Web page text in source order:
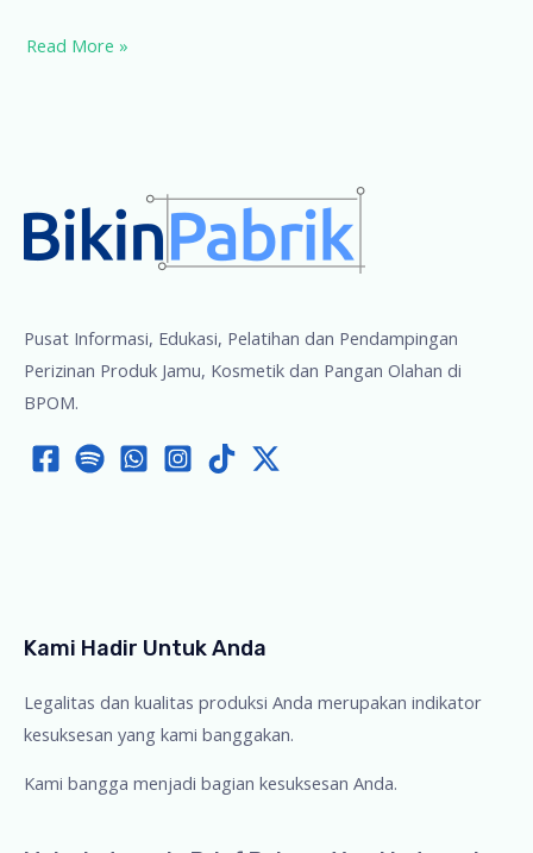
Batch#4:
Skala
Mikro
Kecil
Read More »
Pusat Informasi, Edukasi, Pelatihan dan Pendampingan
Perizinan Produk Jamu, Kosmetik dan Pangan Olahan di
BPOM.
Kami Hadir Untuk Anda
Legalitas dan kualitas produksi Anda merupakan indikator
kesuksesan yang kami banggakan.
Kami bangga menjadi bagian kesuksesan Anda.